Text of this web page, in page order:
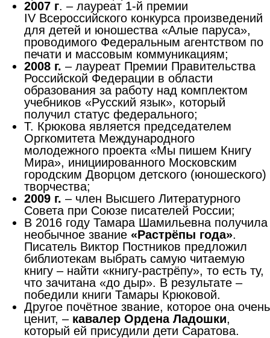
2007 г. – лауреат 1-й премии
IV Всероссийского конкурса произведений
для детей и юношества «Алые паруса»,
проводимого Федеральным агентством по
печати и массовым коммуникациям;
2008 г. – лауреат Премии Правительства
Российской Федерации в области
образования за работу над комплектом
учебников «Русский язык», который
получил статус федерального;
Т. Крюкова является председателем
Оргкомитета Международного
молодежного проекта «Мы пишем Книгу
Мира», инициированного Московским
городским Дворцом детского (юношеского)
творчества;
2009 г. – член Высшего Литературного
Совета при Союзе писателей России;
В 2016 году Тамара Шамильевна получила
необычное звание «Растрёпы года».
Писатель Виктор Постников предложил
библиотекам выбрать самую читаемую
книгу – найти «книгу-растрёпу», то есть ту,
что зачитана «до дыр». В результате –
победили книги Тамары Крюковой.
Другое почётное звание, которое она очень
ценит, – кавалер Ордена Ладошки,
который ей присудили дети Саратова.